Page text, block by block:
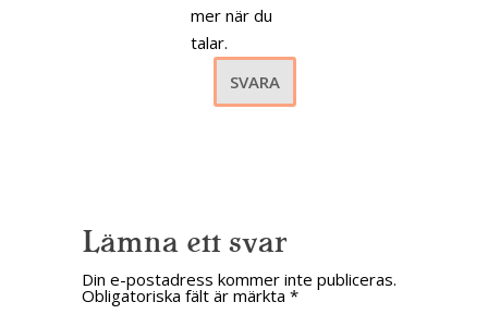
mer när du
talar.
SVARA
Lämna ett svar
Din e-postadress kommer inte publiceras.
Obligatoriska fält är märkta *